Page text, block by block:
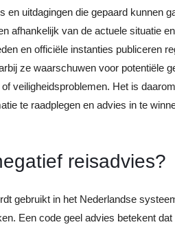
en uitdagingen die gepaard kunnen
afhankelijk van de actuele situatie
en officiële instanties publiceren
ze waarschuwen voor potentiële
veiligheidsproblemen. Het is
te raadplegen en advies in te
reisadvies?
gebruikt in het Nederlandse
Een code geel advies betekent